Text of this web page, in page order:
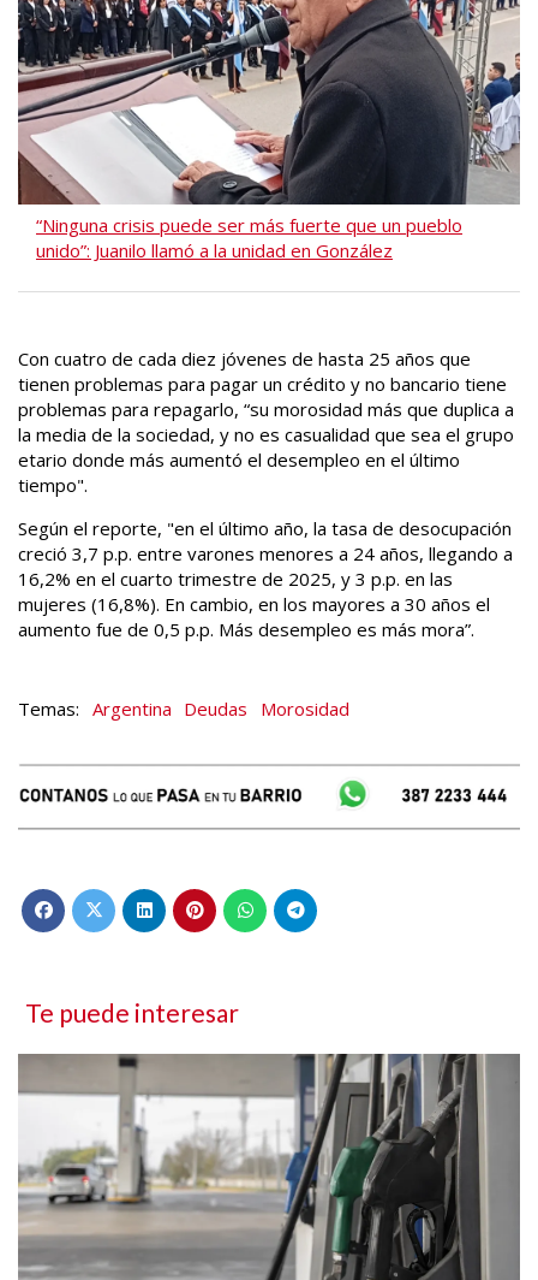
“Ninguna crisis puede ser más fuerte que un pueblo
unido”: Juanilo llamó a la unidad en González
Con cuatro de cada diez jóvenes de hasta 25 años que
tienen problemas para pagar un crédito y no bancario tiene
problemas para repagarlo, “su morosidad más que duplica a
la media de la sociedad, y no es casualidad que sea el grupo
etario donde más aumentó el desempleo en el último
tiempo".
Según el reporte, "en el último año, la tasa de desocupación
creció 3,7 p.p. entre varones menores a 24 años, llegando a
16,2% en el cuarto trimestre de 2025, y 3 p.p. en las
mujeres (16,8%). En cambio, en los mayores a 30 años el
aumento fue de 0,5 p.p. Más desempleo es más mora”.
Argentina Deudas Morosidad
Te puede interesar